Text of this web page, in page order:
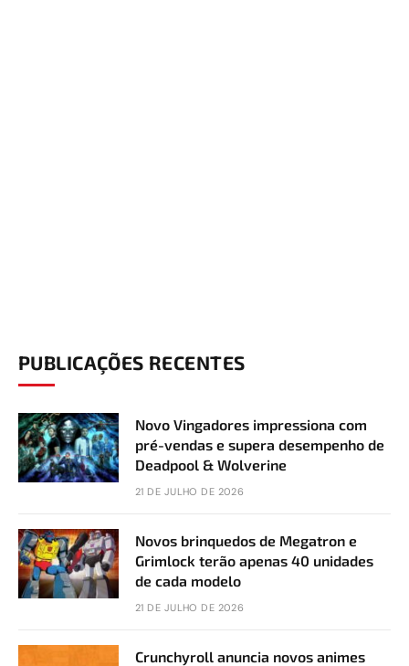
PUBLICAÇÕES RECENTES
Novo Vingadores impressiona com
pré-vendas e supera desempenho de
Deadpool & Wolverine
21 DE JULHO DE 2026
Novos brinquedos de Megatron e
Grimlock terão apenas 40 unidades
de cada modelo
21 DE JULHO DE 2026
Crunchyroll anuncia novos animes